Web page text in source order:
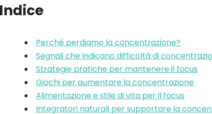
Indice
Perché perdiamo la concentrazione?
Segnali che indicano difficoltà di
Strategie pratiche per mantenere il focus
Giochi per aumentare la concentrazione
Alimentazione e stile di vita per il focus
Integratori naturali per supportare la